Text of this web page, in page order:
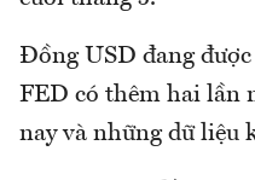
Đồng USD đang
FED có thêm hai lần
nay và những dữ liệu